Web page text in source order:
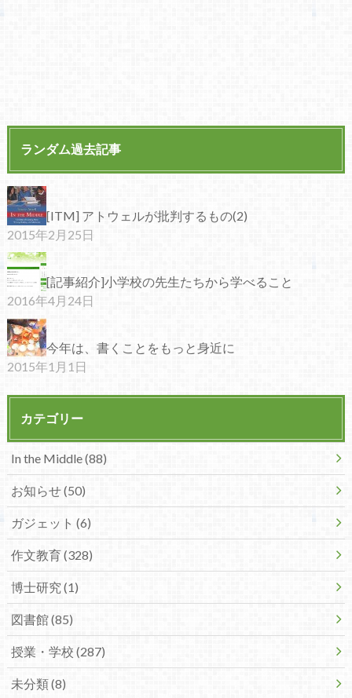
ランダム過去記事
[ITM] アトウェルが批判するもの(2)
2015年2月25日
[記事紹介]小学校の先生たちから学べること
2016年4月24日
今年は、書くことをもっと身近に
2015年1月1日
カテゴリー
In the Middle (88)
お知らせ (50)
ガジェット (6)
作文教育 (328)
博士研究 (1)
図書館 (85)
授業・学校 (287)
未分類 (8)